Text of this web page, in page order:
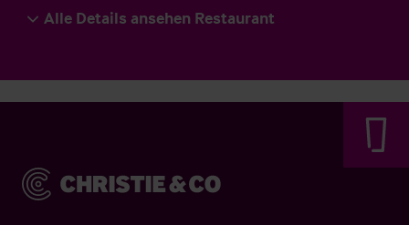
Alle Details ansehen Restaurant